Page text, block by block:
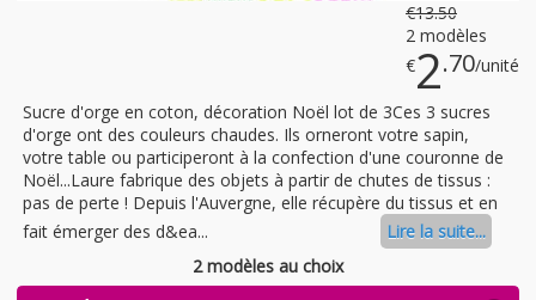
€13.50
2 modèles
€2.70/unité
Sucre d'orge en coton, décoration Noël lot de 3Ces 3 sucres
d'orge ont des couleurs chaudes. Ils orneront votre sapin,
votre table ou participeront à la confection d'une couronne de
Noël...Laure fabrique des objets à partir de chutes de tissus :
pas de perte ! Depuis l'Auvergne, elle récupère du tissus et en
fait émerger des d&ea...
Lire la suite...
2 modèles au choix